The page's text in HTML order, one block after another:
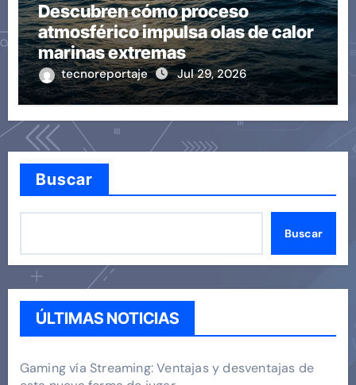
Descubren cómo proceso
atmosférico impulsa olas de calor
marinas extremas
tecnoreportaje Jul 29, 2026
Buscar
Buscar
ÚLTIMAS NOTICIAS
Gaming vía Streaming: Ventajas y desventajas de